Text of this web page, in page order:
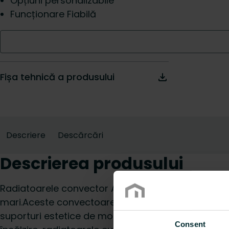
Consent
Funcționare Fiabilă
Fișa tehnică a produsului
Descriere Descărcări
Descrierea produsului
Radiatoarele convector Aura sunt excelente
mari.Aceste convectoare se instalează pe
suporturi estetice de montaj.Datorită înălțimii lor